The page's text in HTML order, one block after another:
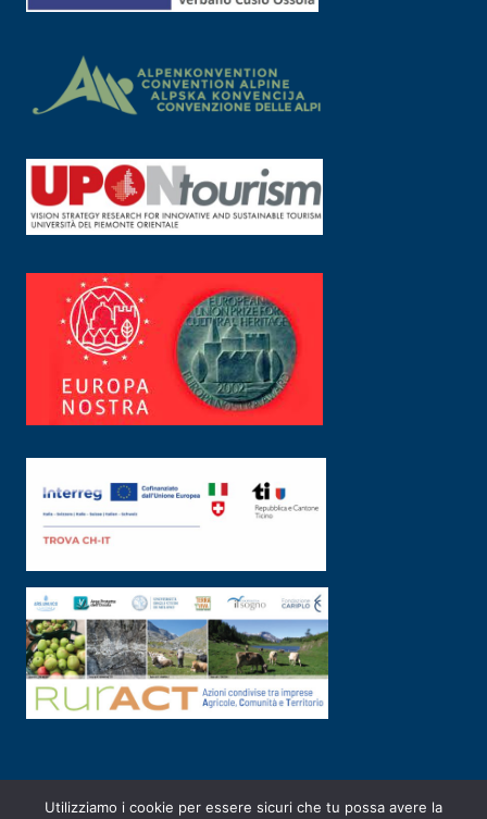
Utilizziamo i cookie per essere sicuri che tu possa avere la